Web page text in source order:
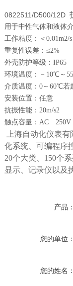
0822511/D500/12D
用于中性气体和液体
工作粘度：＜0.01m2/s
重复性误差：≤2%
外壳防护等级：IP65
环境温度：－10℃ ～55
介质温度：0～60℃若
安装位置：任意
抗振性能：20m/s2
触点容量：AC
上海自动化仪表有
化系统、可编程序
20个大类、150个
显示、记录仪以及
产品
您的单位
您的姓名